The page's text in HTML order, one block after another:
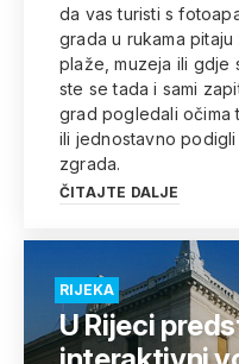
da vas turisti s
grada u rukama
plaže, muzeja ili gdje
ste se tada i sami
grad pogledali očima
ili jednostavno
zgrada.
ČITAJTE DALJE
RIJEKA
U Rijeci